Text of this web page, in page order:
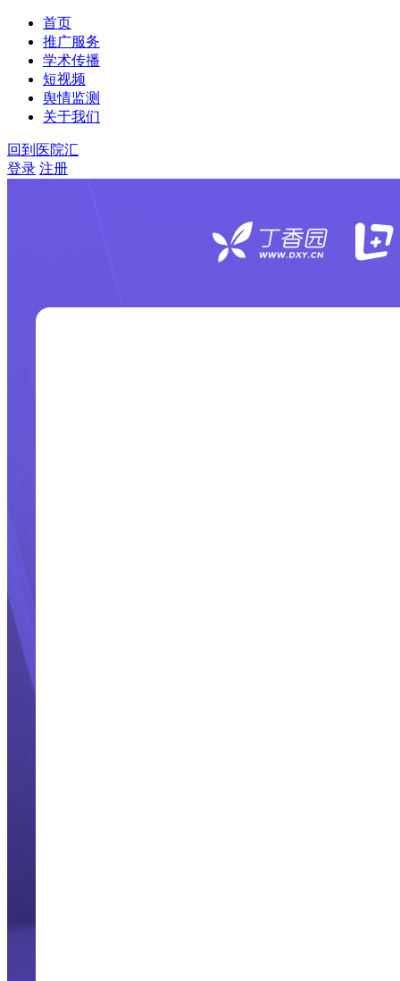
首页
推广服务
学术传播
短视频
舆情监测
关于我们
回到医院汇
登录 注册